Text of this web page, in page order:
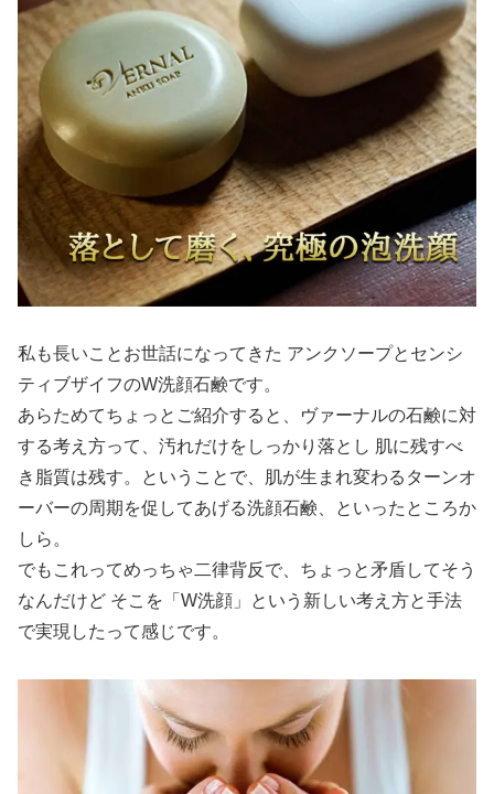
私も長いことお世話になってきた アンクソープとセンシ
ティブザイフのW洗顔石鹸です。
あらためてちょっとご紹介すると、ヴァーナルの石鹸に対
する考え方って、汚れだけをしっかり落とし 肌に残すべ
き脂質は残す。ということで、肌が生まれ変わるターンオ
ーバーの周期を促してあげる洗顔石鹸、といったところか
しら。
でもこれってめっちゃ二律背反で、ちょっと矛盾してそう
なんだけど そこを「W洗顔」という新しい考え方と手法
で実現したって感じです。